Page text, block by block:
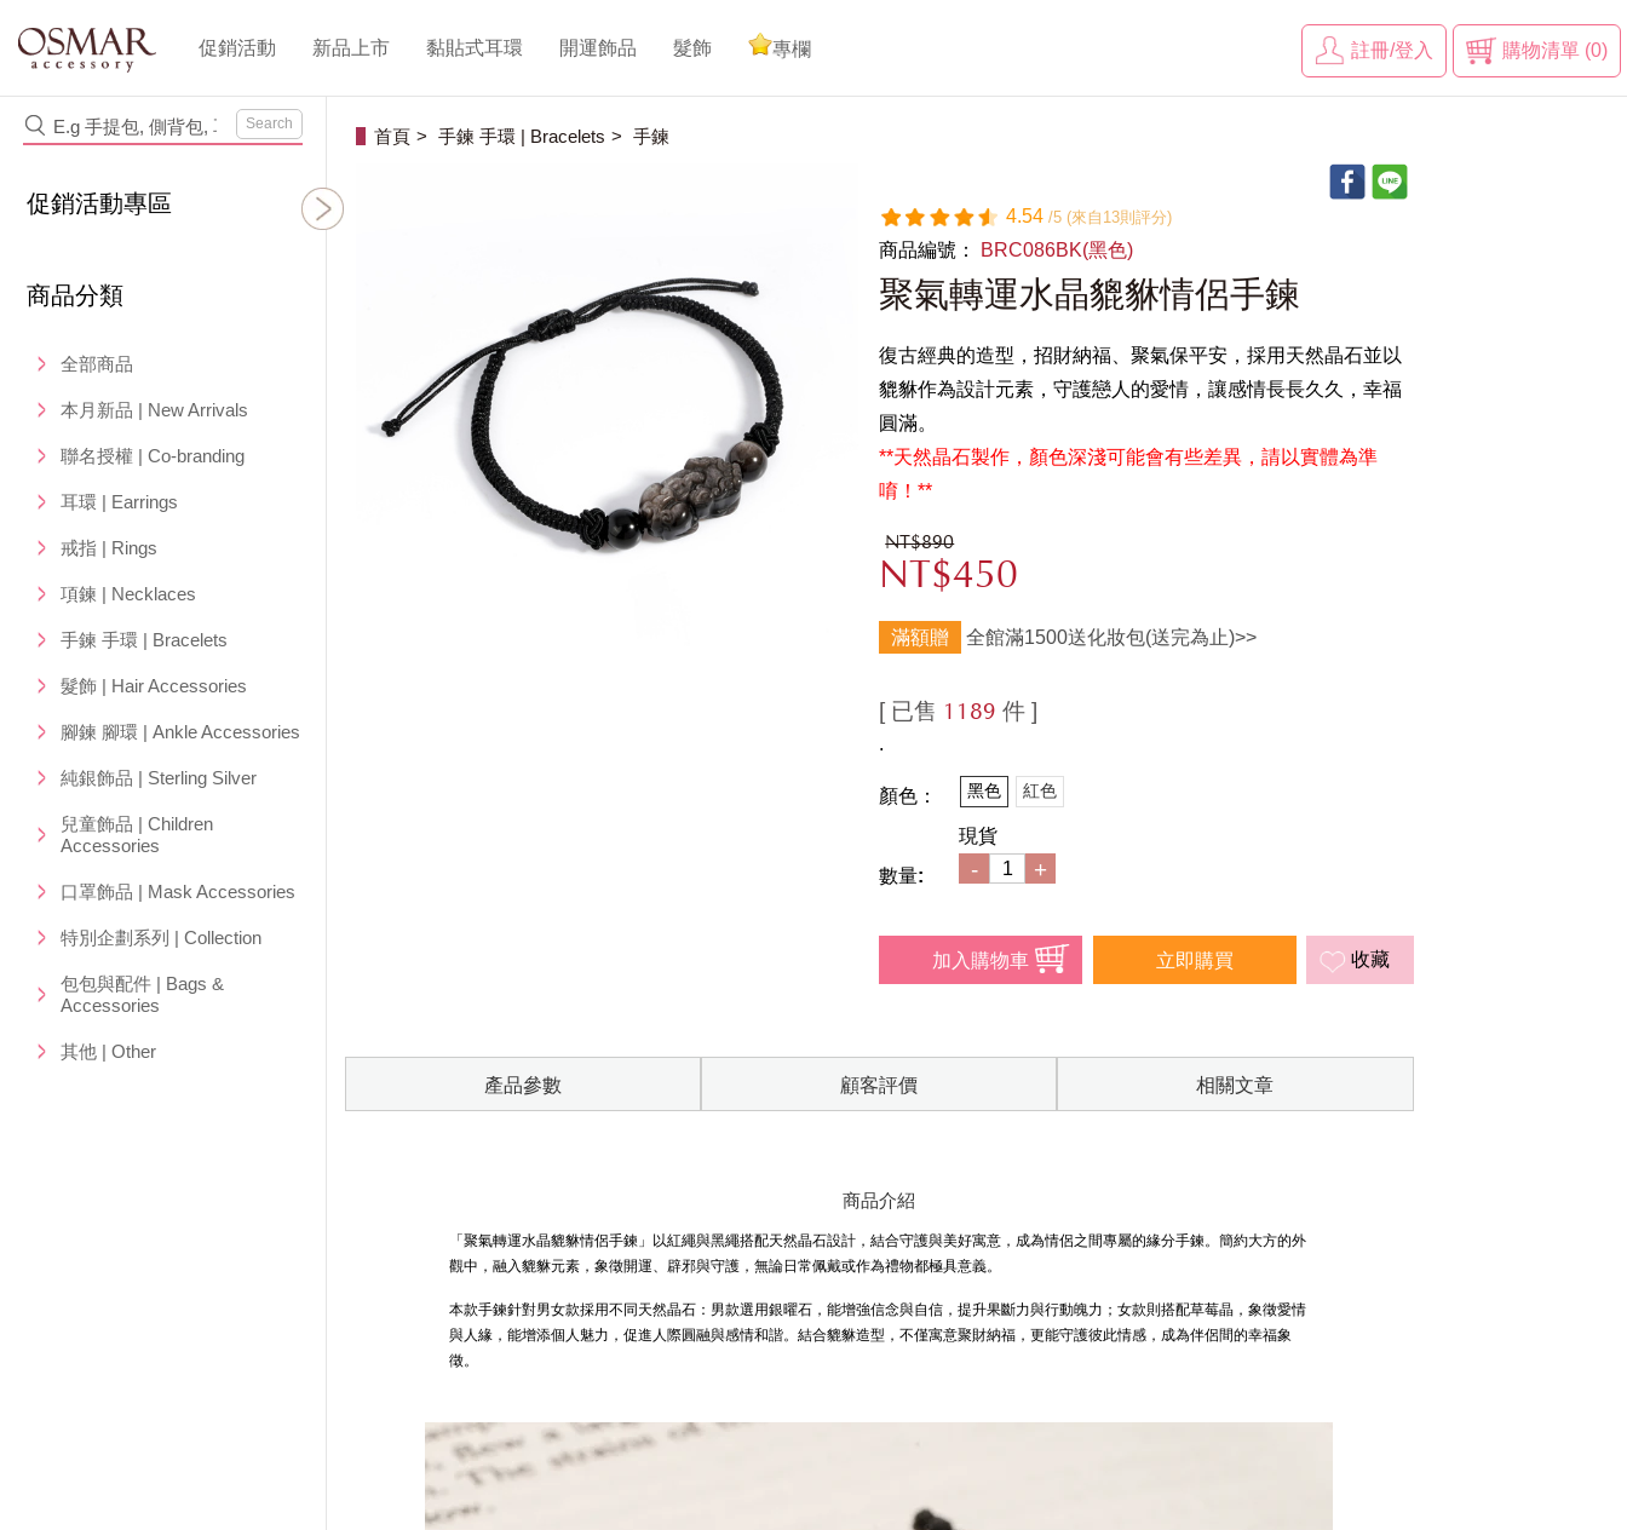
促銷活動 新品上市 黏貼式耳環 開運飾品 髮飾 專欄 購物清單 (0)
註冊/登入
Search
促銷活動專區
商品分類
全部商品
本月新品 | New Arrivals
聯名授權 | Co-branding
耳環 | Earrings
戒指 | Rings
項鍊 | Necklaces
手鍊 手環 | Bracelets
髮飾 | Hair Accessories
腳鍊 腳環 | Ankle Accessories
純銀飾品 | Sterling Silver
兒童飾品 | Children
Accessories
口罩飾品 | Mask Accessories
特別企劃系列 | Collection
包包與配件 | Bags &
Accessories
其他 | Other
首頁 手鍊 手環 | Bracelets 手鍊
4.54/5 (來自13則評分)
商品編號： BRC086BK(黑色)
聚氣轉運水晶貔貅情侶手鍊
復古經典的造型，招財納福、聚氣保平安，採用天然晶石並以
貔貅作為設計元素，守護戀人的愛情，讓感情長長久久，幸福
圓滿。
**天然晶石製作，顏色深淺可能會有些差異，請以實體為準
唷！**
NT$890
NT$450
滿額贈 全館滿1500送化妝包(送完為止)>>
[ 已售 1189 件 ]
.
顏色： 黑色 紅色
現貨
數量:
- +
收藏
產品參數 顧客評價 相關文章
商品介紹
「聚氣轉運水晶貔貅情侶手鍊」以紅繩與黑繩搭配天然晶石設計，結合守護與美好寓意，成為情侶之間專屬的緣分手鍊。簡約大方的外
觀中，融入貔貅元素，象徵開運、辟邪與守護，無論日常佩戴或作為禮物都極具意義。
本款手鍊針對男女款採用不同天然晶石：男款選用銀曜石 ，能增強信念與自信，提升果斷力與行動魄力；女款則搭配草莓晶 ，象徵愛情
與人緣，能增添個人魅力，促進人際圓融與感情和諧。結合貔貅造型，不僅寓意聚財納福，更能守護彼此情感，成為伴侶間的幸福象
徵。